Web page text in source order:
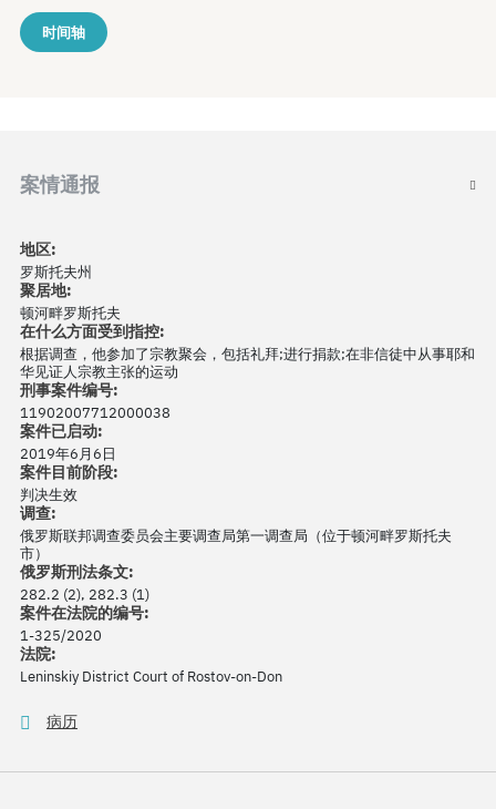
时间轴
案情通报
地区:
罗斯托夫州
聚居地:
顿河畔罗斯托夫
在什么方面受到指控:
根据调查，他参加了宗教聚会，包括礼拜;进行捐款;在非信徒中从事耶和
华见证人宗教主张的运动
刑事案件编号:
11902007712000038
案件已启动:
2019年6月6日
案件目前阶段:
判决生效
调查:
俄罗斯联邦调查委员会主要调查局第一调查局（位于顿河畔罗斯托夫
市）
俄罗斯刑法条文:
282.2 (2), 282.3 (1)
案件在法院的编号:
1-325/2020
法院:
Leninskiy District Court of Rostov-on-Don
病历